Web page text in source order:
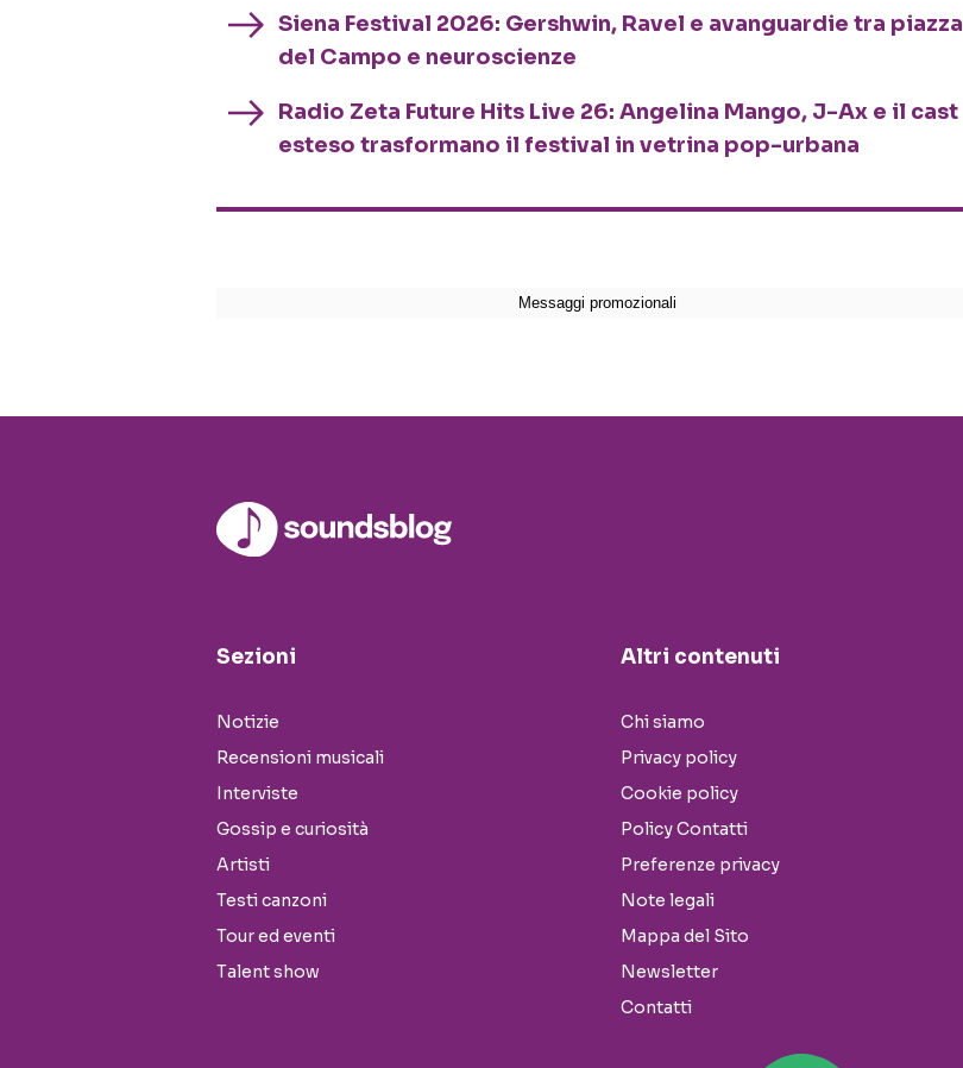
Siena Festival 2026: Gershwin, Ravel e avanguardie tra piazza
del Campo e neuroscienze
Radio Zeta Future Hits Live 26: Angelina Mango, J-Ax e il cast
esteso trasformano il festival in vetrina pop-urbana
Sezioni
Notizie
Recensioni musicali
Interviste
Gossip e curiosità
Artisti
Testi canzoni
Tour ed eventi
Talent show
Altri contenuti
Chi siamo
Privacy policy
Cookie policy
Policy Contatti
Preferenze privacy
Note legali
Mappa del Sito
Newsletter
Contatti